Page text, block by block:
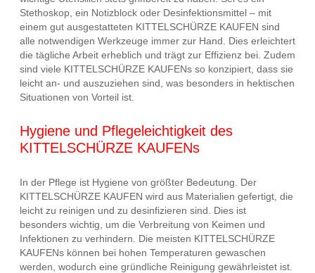
Stethoskop, ein Notizblock oder Desinfektionsmittel – mit
einem gut ausgestatteten KITTELSCHÜRZE KAUFEN sind
alle notwendigen Werkzeuge immer zur Hand. Dies erleichtert
die tägliche Arbeit erheblich und trägt zur Effizienz bei. Zudem
sind viele KITTELSCHÜRZE KAUFENs so konzipiert, dass sie
leicht an- und auszuziehen sind, was besonders in hektischen
Situationen von Vorteil ist.
Hygiene und Pflegeleichtigkeit des
KITTELSCHÜRZE KAUFENs
In der Pflege ist Hygiene von größter Bedeutung. Der
KITTELSCHÜRZE KAUFEN wird aus Materialien gefertigt, die
leicht zu reinigen und zu desinfizieren sind. Dies ist
besonders wichtig, um die Verbreitung von Keimen und
Infektionen zu verhindern. Die meisten KITTELSCHÜRZE
KAUFENs können bei hohen Temperaturen gewaschen
werden, wodurch eine gründliche Reinigung gewährleistet ist.